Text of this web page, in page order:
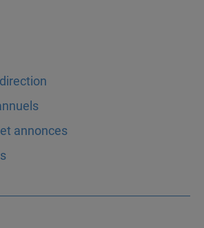
annonces